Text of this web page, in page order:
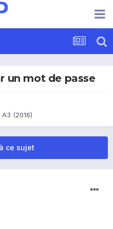
un mot de passe
(2016)
ce sujet